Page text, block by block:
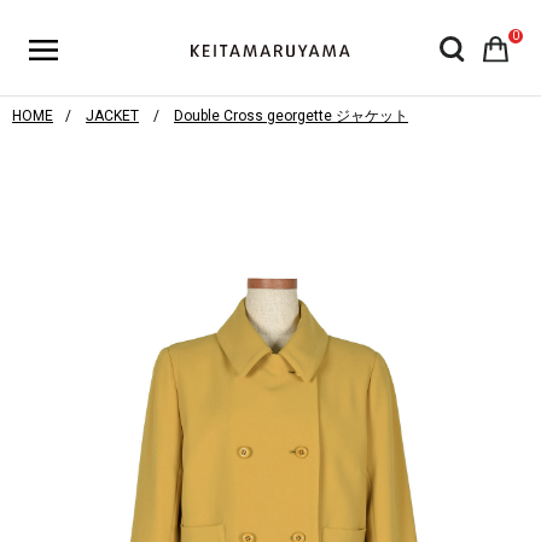
0
HOME JACKET Double Cross georgette ジャケット